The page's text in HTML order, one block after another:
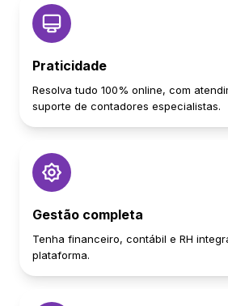
Praticidade
Resolva tudo 100% online, com
suporte de contadores especialistas.
Gestão completa
Tenha financeiro, contábil e RH
plataforma.